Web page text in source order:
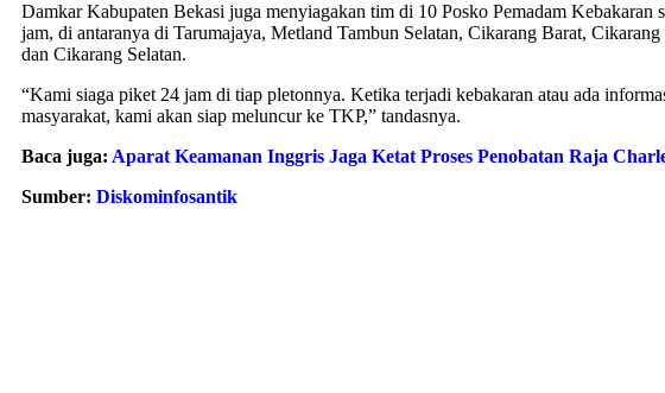
Damkar Kabupaten Bekasi juga menyiagakan tim di 10 Posko Pemadam Kebakaran
jam, di antaranya di Tarumajaya, Metland Tambun Selatan, Cikarang Barat, Cikarang
dan Cikarang Selatan.
“Kami siaga piket 24 jam di tiap pletonnya. Ketika terjadi kebakaran atau ada
masyarakat, kami akan siap meluncur ke TKP,” tandasnya.
Baca juga: Aparat Keamanan Inggris Jaga Ketat Proses Penobatan Raja
Sumber: Diskominfosantik